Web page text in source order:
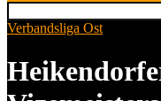
Verbandsliga Ost